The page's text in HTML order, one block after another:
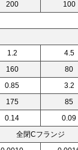
200 100
1.2 4.5
160 80
0.85 3.2
175 85
0.14 0.09
全閉Cフランジ